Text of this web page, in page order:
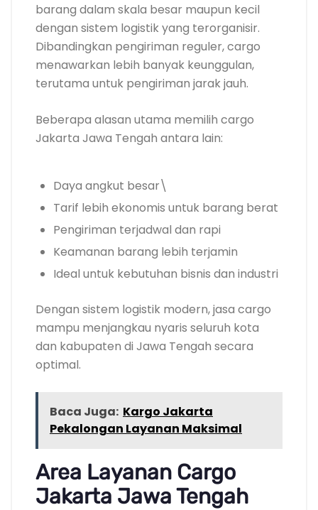
barang dalam skala besar maupun kecil
dengan sistem logistik yang terorganisir.
Dibandingkan pengiriman reguler, cargo
menawarkan lebih banyak keunggulan,
terutama untuk pengiriman jarak jauh.
Beberapa alasan utama memilih cargo
Jakarta Jawa Tengah antara lain:
Daya angkut besar\
Tarif lebih ekonomis untuk barang berat
Pengiriman terjadwal dan rapi
Keamanan barang lebih terjamin
Ideal untuk kebutuhan bisnis dan industri
Dengan sistem logistik modern, jasa cargo
mampu menjangkau nyaris seluruh kota
dan kabupaten di Jawa Tengah secara
optimal.
Baca Juga: Kargo Jakarta
Pekalongan Layanan Maksimal
Area Layanan Cargo
Jakarta Jawa Tengah